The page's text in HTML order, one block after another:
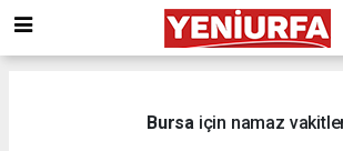
Bursa için namaz